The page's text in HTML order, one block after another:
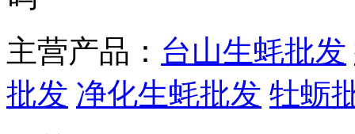
主营产品： 台山生蚝批发
批发 净化生蚝批发 牡蛎